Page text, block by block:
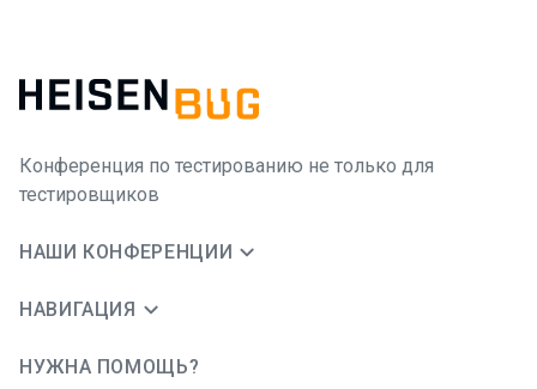
Конференция по тестированию не только для
тестировщиков
НАШИ КОНФЕРЕНЦИИ
НАВИГАЦИЯ
НУЖНА ПОМОЩЬ?